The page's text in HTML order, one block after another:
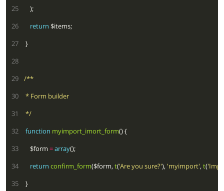
  25
    );
  26
return
$items;
  27
}
  28
  29
/**
  30
* Form builder
  31
*/
  32
function myimport_imort_form
() {
  33
    $form
=array ();
  34
returnconfirm_form($form, t('Are you sure?'), 'myimport', t(
  35
}